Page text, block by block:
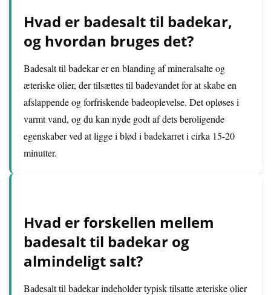
Hvad er badesalt til badekar,
og hvordan bruges det?
Badesalt til badekar er en blanding af mineralsalte og
æteriske olier, der tilsættes til badevandet for at skabe en
afslappende og forfriskende badeoplevelse. Det opløses i
varmt vand, og du kan nyde godt af dets beroligende
egenskaber ved at ligge i blød i badekarret i cirka 15-20
minutter.
Hvad er forskellen mellem
badesalt til badekar og
almindeligt salt?
Badesalt til badekar indeholder typisk tilsatte æteriske olier